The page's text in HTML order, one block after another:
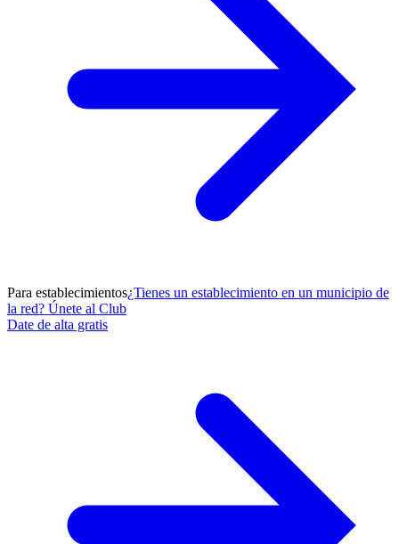
Para establecimientos¿Tienes un establecimiento en un municipio de
la red? Únete al Club
Date de alta gratis